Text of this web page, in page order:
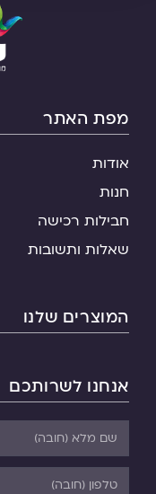
מפת האתר
אודות
חנות
חבילות רכישה
שאלות ותשובות
המוצרים שלנו
אנחנו לשרותכם